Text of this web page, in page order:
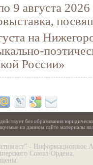
9 августа
на
России»
без образования
на данном сайте материалы
- Информационное
Союза-Ордена.